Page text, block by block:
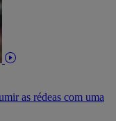
as rédeas com uma